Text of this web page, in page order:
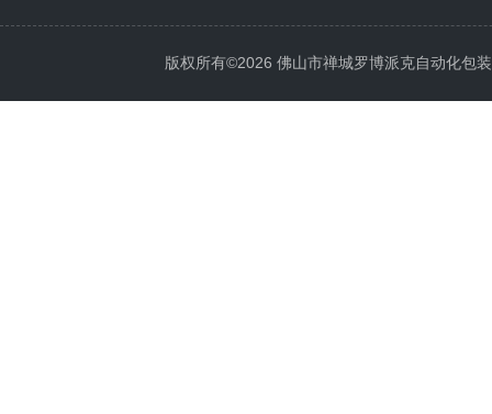
版权所有©2026 佛山市禅城罗博派克自动化